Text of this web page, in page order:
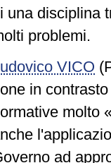
una disciplina
problemi.
VICO
in
molto
ad